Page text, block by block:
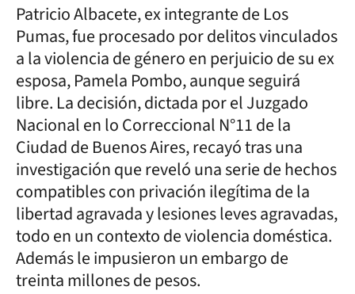
Patricio Albacete, ex integrante de Los
Pumas, fue procesado por delitos vinculados
a la violencia de género en perjuicio de su ex
esposa, Pamela Pombo, aunque seguirá
libre. La decisión, dictada por el Juzgado
Nacional en lo Correccional N°11 de la
Ciudad de Buenos Aires, recayó tras una
investigación que reveló una serie de hechos
compatibles con privación ilegítima de la
libertad agravada y lesiones leves agravadas,
todo en un contexto de violencia doméstica.
Además le impusieron un embargo de
treinta millones de pesos.